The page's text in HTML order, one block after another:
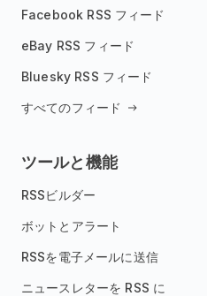
Facebook RSS フィード
eBay RSS フィード
Bluesky RSS フィード
すべてのフィード
ツールと機能
RSSビルダー
ボットとアラート
RSSを電子メールに送信
ニュースレターを RSS に